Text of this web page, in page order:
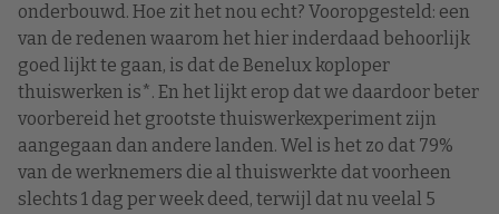
onderbouwd. Hoe zit het nou echt? Vooropgesteld: een
van de redenen waarom het hier inderdaad behoorlijk
goed lijkt te gaan, is dat de Benelux koploper
thuiswerken is*. En het lijkt erop dat we daardoor beter
voorbereid het grootste thuiswerkexperiment zijn
aangegaan dan andere landen. Wel is het zo dat 79%
van de werknemers die al thuiswerkte dat voorheen
slechts 1 dag per week deed, terwijl dat nu veelal 5